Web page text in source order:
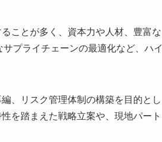
ことが多く、資本力や人材、豊富な
プライチェーンの最適化など、ハイ
、リスク管理体制の構築を目的とし
を踏まえた戦略立案や、現地パート